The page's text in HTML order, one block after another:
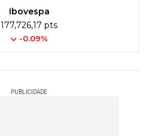
Ibovespa
177,726,17 pts
-0.09%
PUBLICIDADE